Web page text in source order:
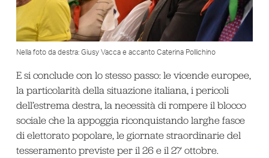
Nella foto da destra: Giusy Vacca e accanto Caterina Pollichino
E si conclude con lo stesso passo: le vicende europee,
la particolarità della situazione italiana, i pericoli
dell’estrema destra, la necessità di rompere il blocco
sociale che la appoggia riconquistando larghe fasce
di elettorato popolare, le giornate straordinarie del
tesseramento previste per il 26 e il 27 ottobre.